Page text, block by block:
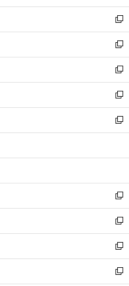
開
く
ウ
で
開
く
ン
ド
ウ
で
開
く
ウ
ィ
ン
ド
ウ
で
開
く
新
し
い
ウ
ィ
ン
ド
ウ
で
開
新
し
い
ウ
ィ
ン
ド
ウ
開
新
し
い
ウ
ィ
ン
ウ
開
く
新
し
い
ウ
ン
ウ
で
開
く
新
し
ウ
ン
ド
ウ
で
開
く
新
し
い
ウ
ィ
ン
ド
新
し
い
ウ
ィ
新
し
い
新